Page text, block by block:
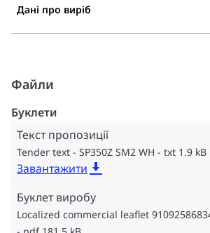
Дані про виріб
Файли
Буклети
Текст пропозиції
Tender text - SP350Z SM2 WH txt 1.9 kB
Завантажити
Буклет виробу
Localized commercial leaflet